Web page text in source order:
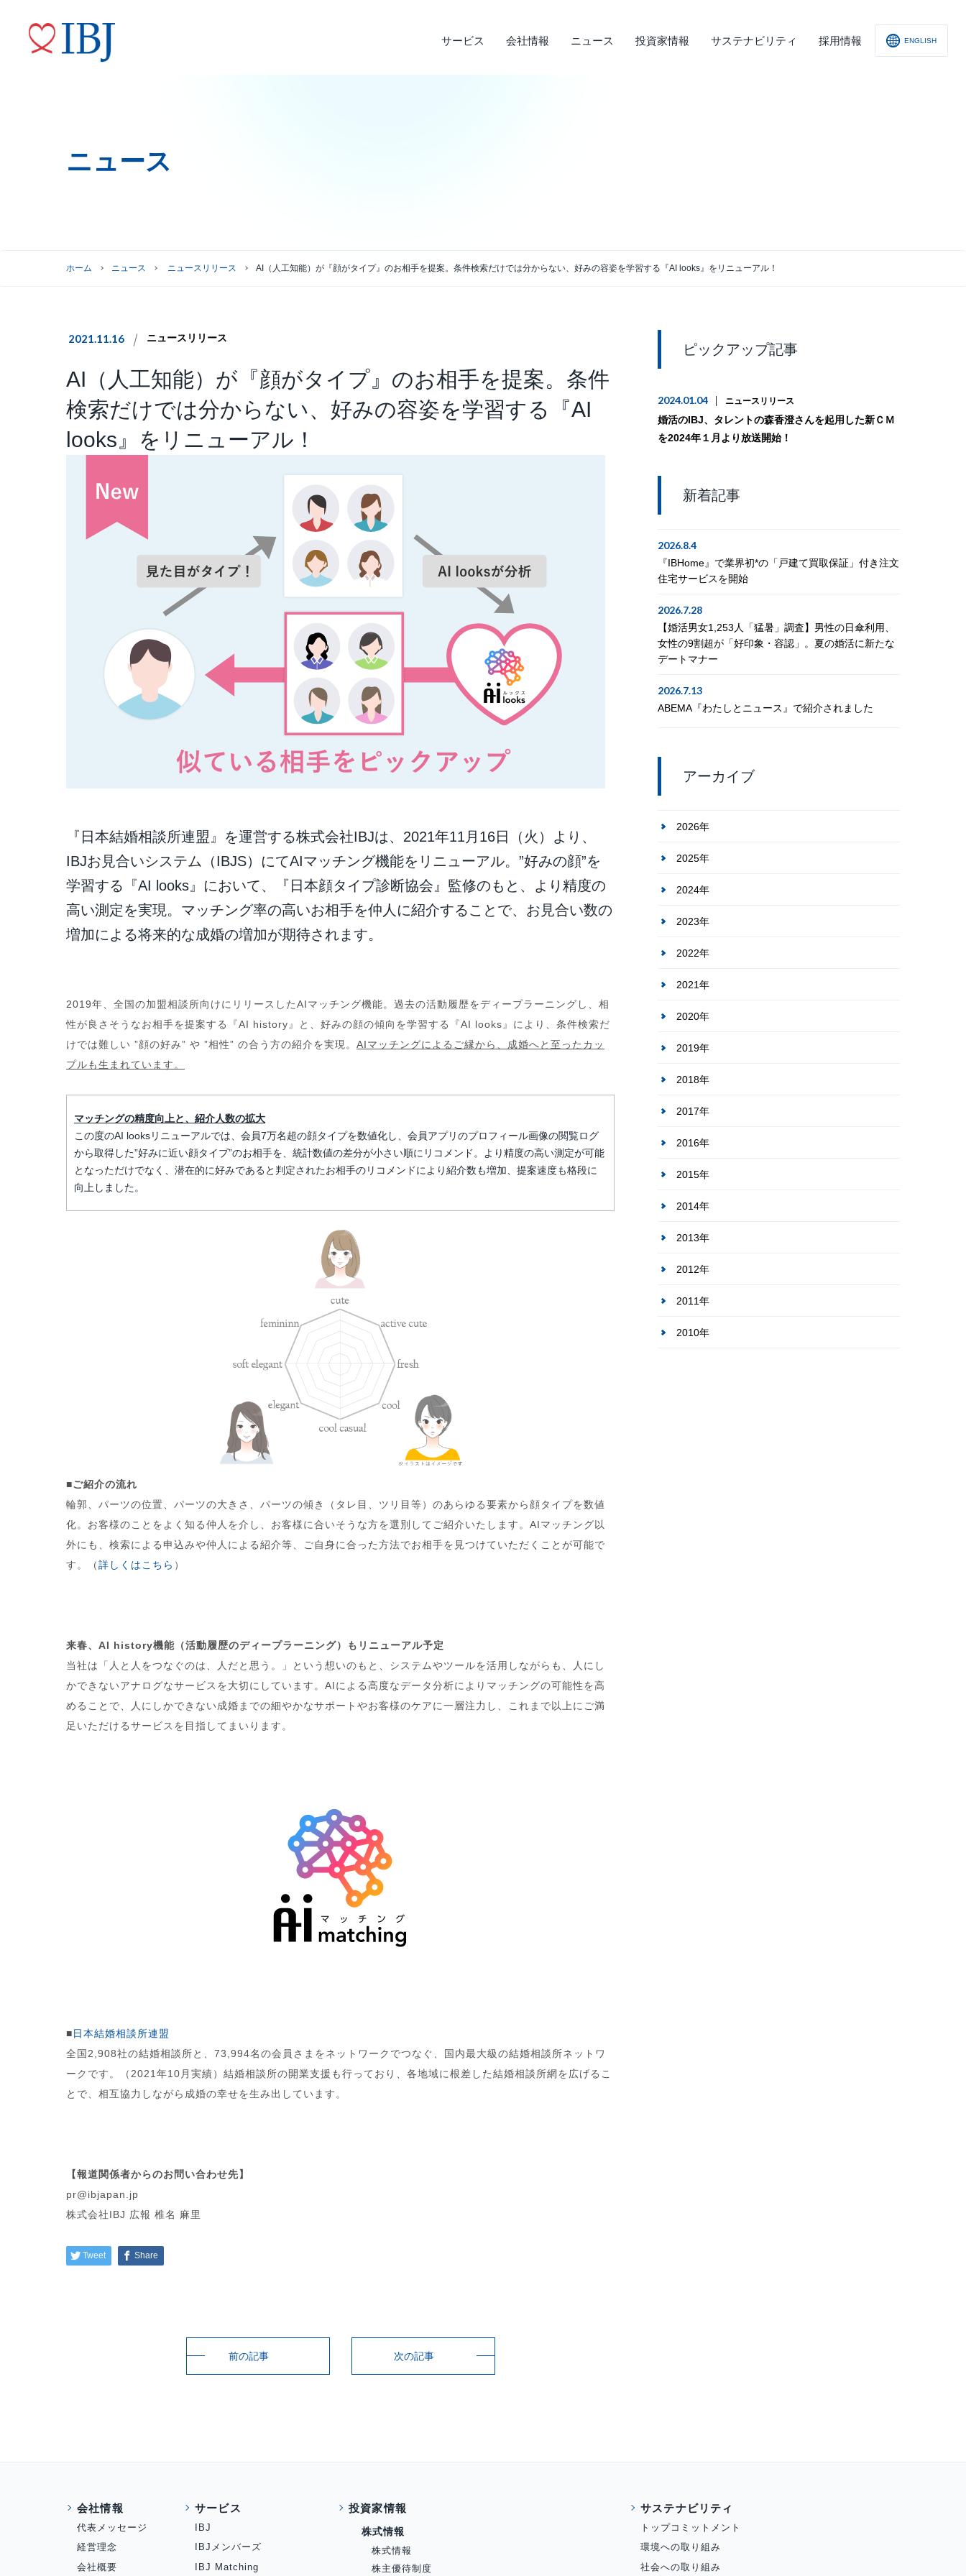
サービス
婚活サービス
会社情報
代表メッセージ
ニュース
ニュースリリース
投資家情報
株式情報
株主総会情報 四半期報告書・有価証券報告書 免責事項
サステナビリティ
トップコミットメント
採用情報 ENGLISH
ニュース
ホーム ニュース ニュースリリース AI（人工知能）が『顔がタイプ』のお相手を提案。条件検索だけでは分からない、好みの容姿を学習する『AI looks』をリニューアル！
2021.11.16 ニュースリリース
AI（人工知能）が『顔がタイプ』のお相手を提案。条件
検索だけでは分からない、好みの容姿を学習する『AI
looks』をリニューアル！
『日本結婚相談所連盟』を運営する株式会社IBJは、2021年11月16日（火）より、
IBJお見合いシステム（IBJS）にてAIマッチング機能をリニューアル。”好みの顔”を
学習する『AI looks』において、『日本顔タイプ診断協会』監修のもと、より精度の
高い測定を実現。マッチング率の高いお相手を仲人に紹介することで、お見合い数の
増加による将来的な成婚の増加が期待されます。
2019年、全国の加盟相談所向けにリリースしたAIマッチング機能。過去の活動履歴をディープラーニングし、相
性が良さそうなお相手を提案する『AI history』と、好みの顔の傾向を学習する『AI looks』により、条件検索だ
けでは難しい ”顔の好み” や ”相性” の合う方の紹介を実現。 AIマッチングによるご縁から、成婚へと至ったカッ
プルも生まれています。
マッチングの精度向上と、紹介人数の拡大
この度のAI looksリニューアルでは、会員7万名超の顔タイプを数値化し、会員アプリのプロフィール画像の閲覧ログ
から取得した”好みに近い顔タイプ”のお相手を、統計数値の差分が小さい順にリコメンド。より精度の高い測定が可能
となっただけでなく、潜在的に好みであると判定されたお相手のリコメンドにより紹介数も増加、提案速度も格段に
向上しました。
■ご紹介の流れ
輪郭、パーツの位置、パーツの大きさ、パーツの傾き（タレ目、ツリ目等）のあらゆる要素から顔タイプを数値
化。お客様のことをよく知る仲人を介し、お客様に合いそうな方を選別してご紹介いたします。AIマッチング以
外にも、検索による申込みや仲人による紹介等、ご自身に合った方法でお相手を見つけていただくことが可能で
す。（詳しくはこちら ）
来春、AI history機能（活動履歴のディープラーニング）もリニューアル予定
当社は「人と人をつなぐのは、人だと思う。」という想いのもと、システムやツールを活用しながらも、人にし
かできないアナログなサービスを大切にしています。AIによる高度なデータ分析によりマッチングの可能性を高
めることで、人にしかできない成婚までの細やかなサポートやお客様のケアに一層注力し、これまで以上にご満
足いただけるサービスを目指してまいります。
■日本結婚相談所連盟
全国2,908社の結婚相談所と、73,994名の会員さまをネットワークでつなぐ、国内最大級の結婚相談所ネットワ
ークです。（2021年10月実績）結婚相談所の開業支援も行っており、各地域に根差した結婚相談所網を広げるこ
とで、相互協力しながら成婚の幸せを生み出しています。
【報道関係者からのお問い合わせ先】
pr@ibjapan.jp
株式会社IBJ 広報 椎名 麻里
Tweet Share
前の記事 次の記事
ピックアップ記事
2024.01.04 ニュースリリース
婚活のIBJ、タレントの森香澄さんを起用した新ＣＭ
を2024年１月より放送開始！
新着記事
2026.8.4
『IBHome』で業界初*の「戸建て買取保証」付き注文
住宅サービスを開始
2026.7.28
【婚活男女1,253人「猛暑」調査】男性の日傘利用、
女性の9割超が「好印象・容認」。夏の婚活に新たな
デートマナー
2026.7.13
ABEMA『わたしとニュース』で紹介されました
アーカイブ
2026年
2025年
2024年
2023年
2022年
2021年
2020年
2019年
2018年
2017年
2016年
2015年
2014年
2013年
2012年
2011年
2010年
会社情報
代表メッセージ
経営理念
会社概要
サービス
IBJ
IBJメンバーズ
IBJ Matching
投資家情報
株式情報
株式情報
株主優待制度
サステナビリティ
トップコミットメント
環境への取り組み
社会への取り組み